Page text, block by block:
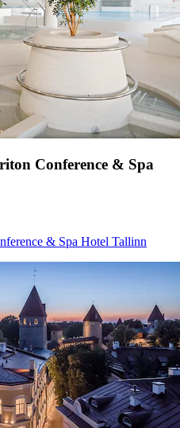
Conference & Spa
& Spa Hotel Tallinn